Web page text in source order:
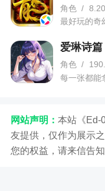
角色 /
最好玩的奇
爱琳诗篇
角色 /
每一张都能
网站声明： 本站《Ed-
友提供，仅作为展示
您的权益，请来信告